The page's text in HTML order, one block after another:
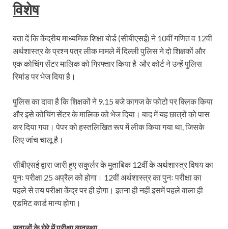
विशेष
बता दें कि केंद्रीय माध्यमिक शिक्षा बोर्ड (सीबीएसई) ने 10वीं गणित व 12वीं
अर्थशास्त्र के प्रश्न पत्र लीक मामले में दिल्‍ली पुलिस ने दो शिक्षकों और
एक कोचिंग सेंटर मालिक को गिरफ्तार किया है और कोर्ट ने उन्हें पुलिस
रिमांड पर भेज दिया है।
पुलिस का दावा है कि शिक्षकों ने 9.15 बजे कागज के फोटो पर क्लिक किया
और इसे कोचिंग सेंटर के मालिक को भेज दिया। बाद में यह छात्रों को पास
कर दिया गया। पेपर को हस्तलिखित रूप में लीक किया गया था, जिसके
लिए जांच चालू है।
सीबीएसई द्वारा जारी हुए सकुर्लर के मुताबि‍क 12वीं के अर्थशास्त्र व‍िषय का
पुनः परीक्षा 25 अप्रैल को होगा। 12वीं अर्थशास्त्र का पुनः परीक्षा का
पहले से तय परीक्षा केंद्र पर ही होगा। इतना ही नहीं इसमें पहले वाला ही
एडम‍िट कार्ड मान्‍य होगा।